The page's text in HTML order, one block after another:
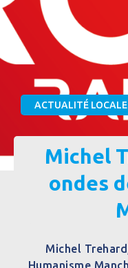
ACTUALITÉ LOCALE
Michel
ondes
Michel
Humanisme